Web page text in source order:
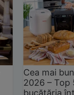
Cea mai
2026 –